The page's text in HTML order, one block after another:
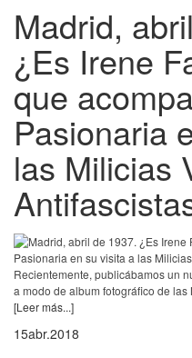
Madrid,
¿Es Irene
que
Pasionaria
las Milicias
Recientemente, publicábamos un
a modo de album fotográfico de las
[Leer más...]
15abr.2018